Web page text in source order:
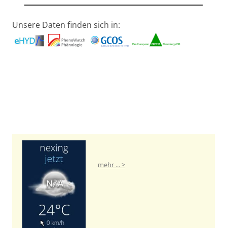
Unsere Daten finden sich in:
mehr ... >